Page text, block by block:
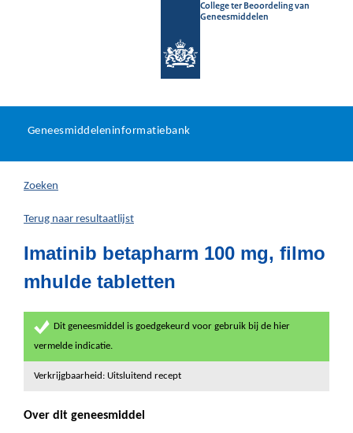
College ter Beoordeling van
Geneesmiddelen
U
hier:
Geneesmiddeleninformatiebank
Zoeken
Terug naar resultaatlijst
Imatinib betapharm 100 mg, filmo
mhulde tabletten
Dit geneesmiddel is goedgekeurd voor gebruik bij de hier
vermelde indicatie.
Verkrijgbaarheid: Uitsluitend recept
Over dit geneesmiddel